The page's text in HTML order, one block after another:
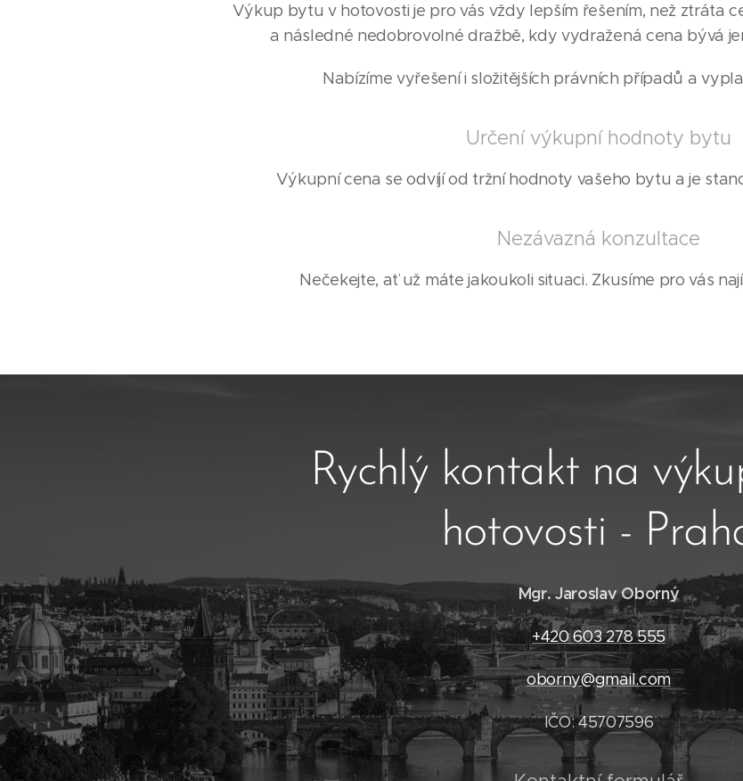
Výkup bytu v hotovosti je pro vás vždy lepším řešením, než ztráta
a následné nedobrovolné dražbě, kdy vydražená cena bývá
Nabízíme vyřešení i složitějších právních případů a
Určení výkupní hodnoty bytu
Výkupní cena se odvíjí od tržní hodnoty vašeho bytu a je
Nezávazná konzultace
Nečekejte, ať už máte jakoukoli situaci. Zkusíme pro vás
Rychlý kontakt na
hotovosti -
Mgr. Jaroslav Oborný
+420 603 278 555
oborny@gmail.com
IČO: 45707596